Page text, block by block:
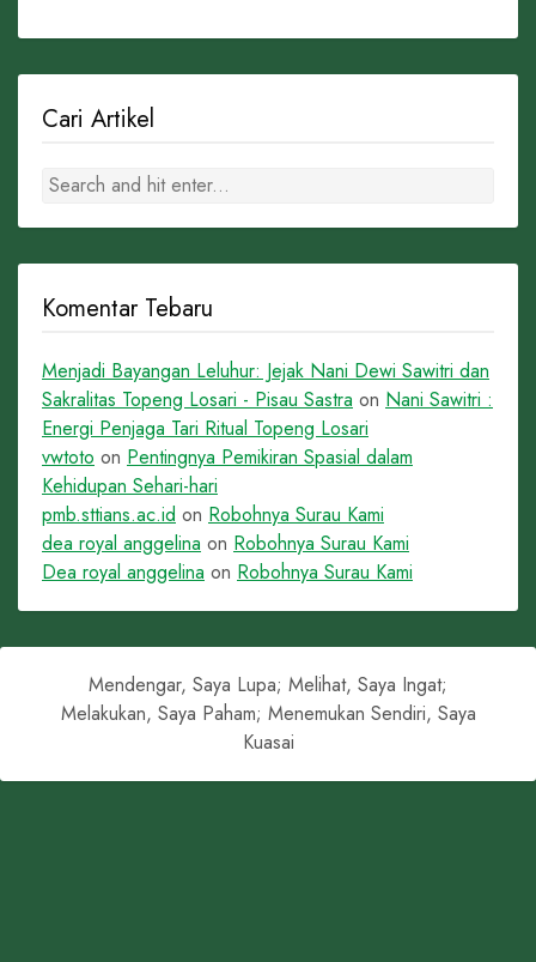
Cari Artikel
Komentar Tebaru
Menjadi Bayangan Leluhur: Jejak Nani Dewi Sawitri dan
Sakralitas Topeng Losari - Pisau Sastra on Nani Sawitri :
Energi Penjaga Tari Ritual Topeng Losari
vwtoto on Pentingnya Pemikiran Spasial dalam
Kehidupan Sehari-hari
pmb.sttians.ac.id on Robohnya Surau Kami
dea royal anggelina on Robohnya Surau Kami
Dea royal anggelina on Robohnya Surau Kami
Mendengar, Saya Lupa; Melihat, Saya Ingat;
Melakukan, Saya Paham; Menemukan Sendiri, Saya
Kuasai